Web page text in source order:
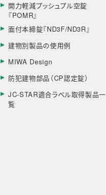
開力軽減プッシュプル空錠
『POMR』
面付本締錠『ND3F/ND3R』
建物別製品の使用例
MIWA Design
防犯建物部品（CP認定錠）
JC-STAR適合ラベル取得製品一
覧